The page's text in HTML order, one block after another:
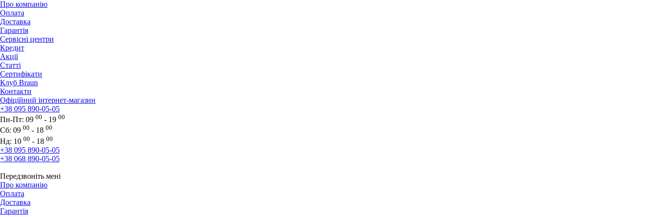
Про компанію
Оплата
Доставка
Гарантія
Сервісні центри
Кредит
Акції
Статті
Сертифікати
Клуб Braun
Контакти
Офіційний інтернет-магазин
+38 095 890-05-05
Пн-Пт: 09 00 - 19 00
Сб: 09 00 - 18 00
Нд: 10 00 - 18 00
+38 095 890-05-05
+38 068 890-05-05
Передзвоніть мені
Про компанію
Оплата
Доставка
Гарантія